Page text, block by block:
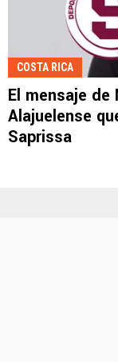
COSTA RICA
El mensaje
Alajuelense
Saprissa